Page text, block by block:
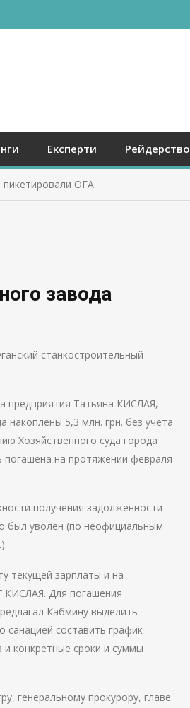
Експерти Рейдерство
пикетировали ОГА
завода
станкостроительный
предприятия Татьяна КИСЛАЯ,
накоплены 5,3 млн. грн. без учета
Хозяйственного суда города
погашена на протяжении февраля-
получения задолженности
был уволен (по неофициальным
текущей зарплаты и на
Для погашения
Кабмину выделить
санацией составить график
конкретные сроки и суммы
генеральному прокурору, главе